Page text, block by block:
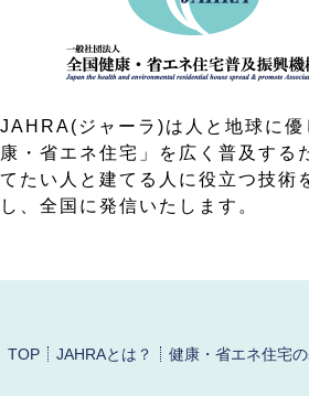
JAHRA(ジャーラ)は人と地球に優
康・省エネ住宅」を広く普及する
てたい人と建てる人に役立つ技術
し、全国に発信いたします。
TOP JAHRAとは？ 健康・省エネ住宅